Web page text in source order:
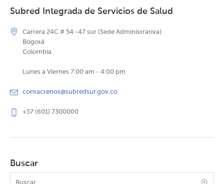
Subred Integrada de Servicios de Salud
Carrera 24C # 54 -47 sur (Sede Administrativa)
Bogotá
Colombia
Lunes a Viernes 7:00 am - 4:00 pm
contactenos@subredsur.gov.co
+57 (601) 7300000
Buscar